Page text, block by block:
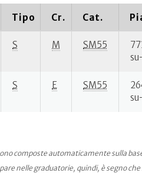
Tipo Cr. Cat.
S M SM55
S E SM55
composte automaticamente sulla
nelle graduatorie, quindi, è segno